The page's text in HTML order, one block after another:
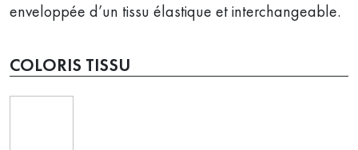
enveloppée d’un tissu élastique et interchangeable.
COLORIS TISSU